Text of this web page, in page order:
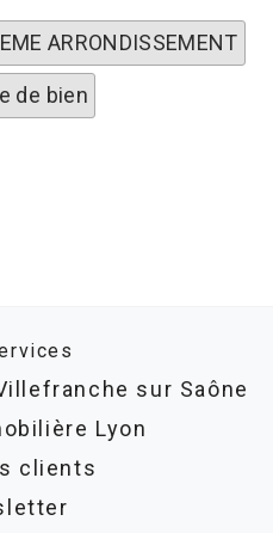
ARRONDISSEMENT
de bien
sur Saône
Lyon
clients